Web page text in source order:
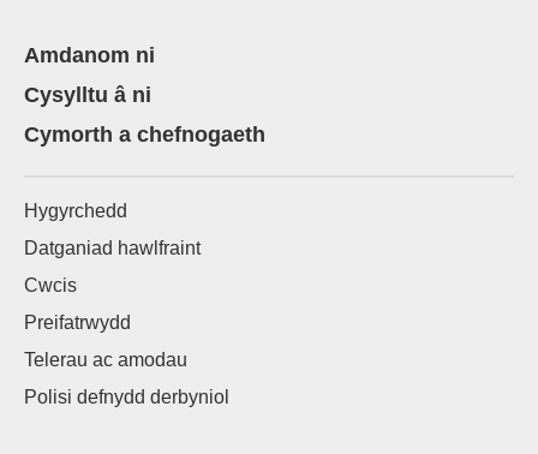
Amdanom ni
Cysylltu â ni
Cymorth a chefnogaeth
Hygyrchedd
Datganiad hawlfraint
Cwcis
Preifatrwydd
Telerau ac amodau
Polisi defnydd derbyniol